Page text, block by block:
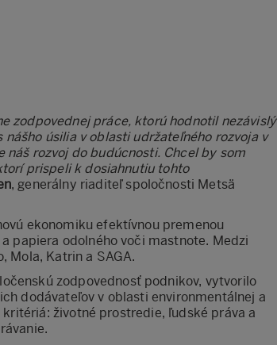
zodpovednej práce, ktorú hodnotil nezávislý
úsilia v oblasti udržateľného rozvoja v
rozvoj do budúcnosti. Chcel by som
prispeli k dosiahnutiu tohto
, generálny riaditeľ spoločnosti Metsä
ekonomiku efektívnou premenou
papiera odolného voči mastnote. Medzi
Mola, Katrin a SAGA.
zodpovednosť podnikov, vytvorilo
dodávateľov v oblasti environmentálnej a
životné prostredie, ľudské práva a